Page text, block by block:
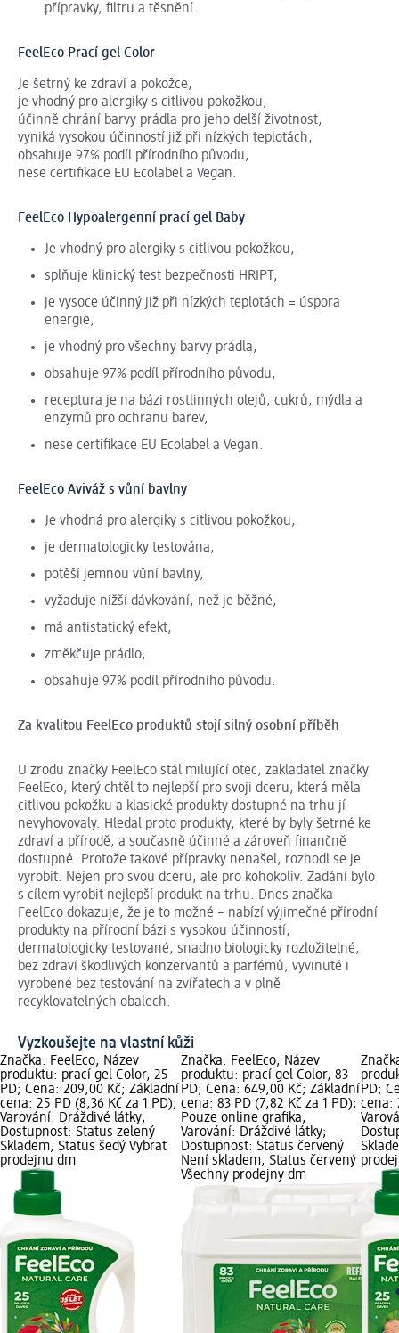
přípravky, filtru a těsnění.
FeelEco Prací gel Color
Je šetrný ke zdraví a pokožce,
je vhodný pro alergiky s citlivou pokožkou,
účinně chrání barvy prádla pro jeho delší životnost,
vyniká vysokou účinností již při nízkých teplotách,
obsahuje 97% podíl přírodního původu,
nese certifikace EU Ecolabel a Vegan.
FeelEco Hypoalergenní prací gel Baby
Je vhodný pro alergiky s citlivou pokožkou,
splňuje klinický test bezpečnosti HRIPT,
je vysoce účinný již při nízkých teplotách = úspora
energie,
je vhodný pro všechny barvy prádla,
obsahuje 97% podíl přírodního původu,
receptura je na bázi rostlinných olejů, cukrů, mýdla a
enzymů pro ochranu barev,
nese certifikace EU Ecolabel a Vegan.
FeelEco Aviváž s vůní bavlny
Je vhodná pro alergiky s citlivou pokožkou,
je dermatologicky testována,
potěší jemnou vůní bavlny,
vyžaduje nižší dávkování, než je běžné,
má antistatický efekt,
změkčuje prádlo,
obsahuje 97% podíl přírodního původu.
Za kvalitou FeelEco produktů stojí silný osobní příběh
U zrodu značky FeelEco stál milující otec, zakladatel značky
FeelEco, který chtěl to nejlepší pro svoji dceru, která měla
citlivou pokožku a klasické produkty dostupné na trhu jí
nevyhovovaly. Hledal proto produkty, které by byly šetrné ke
zdraví a přírodě, a současně účinné a zároveň finančně
dostupné. Protože takové přípravky nenašel, rozhodl se je
vyrobit. Nejen pro svou dceru, ale pro kohokoliv. Zadání bylo
s cílem vyrobit nejlepší produkt na trhu. Dnes značka
FeelEco dokazuje, že je to možné – nabízí výjimečné přírodní
produkty na přírodní bázi s vysokou účinností,
dermatologicky testované, snadno biologicky rozložitelné,
bez zdraví škodlivých konzervantů a parfémů, vyvinuté i
vyrobené bez testování na zvířatech a v plně
recyklovatelných obalech.
Vyzkoušejte na vlastní kůži
Značka: FeelEco; Název
produktu: prací gel Color, 25
PD; Cena: 209,00 Kč; Základní
cena: 25 PD (8,36 Kč za 1 PD);
Varování: Dráždivé látky;
Dostupnost: Status zelený
Skladem, Status šedý Vybrat
prodejnu dm
Značka: FeelEco; Název
produktu: prací gel Color, 83
PD; Cena: 649,00 Kč; Základní
cena: 83 PD (7,82 Kč za 1 PD);
Pouze online grafika;
Varování: Dráždivé látky;
Dostupnost: Status červený
Není skladem, Status červený
Všechny prodejny dm
PD;
cena: